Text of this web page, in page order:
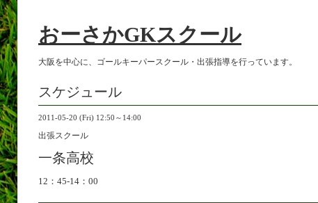
おーさかGKスクール
大阪を中心に、ゴールキーパースクール・出張指導を行っています。
スケジュール
2011-05-20 (Fri) 12:50～14:00
出張スクール
一条高校
12：45-14：00